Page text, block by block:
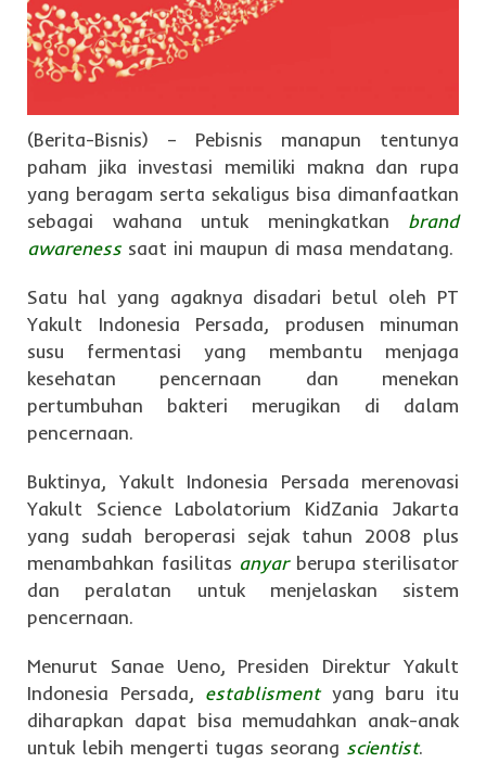
(Berita-Bisnis) – Pebisnis manapun tentunya
paham jika investasi memiliki makna dan rupa
yang beragam serta sekaligus bisa dimanfaatkan
sebagai wahana untuk meningkatkan brand
awareness saat ini maupun di masa mendatang.
Satu hal yang agaknya disadari betul oleh PT
Yakult Indonesia Persada, produsen minuman
susu fermentasi yang membantu menjaga
kesehatan pencernaan dan menekan
pertumbuhan bakteri merugikan di dalam
pencernaan.
Buktinya, Yakult Indonesia Persada merenovasi
Yakult Science Labolatorium KidZania Jakarta
yang sudah beroperasi sejak tahun 2008 plus
menambahkan fasilitas anyarberupa sterilisator
dan peralatan untuk menjelaskan sistem
pencernaan.
Menurut Sanae Ueno, Presiden Direktur Yakult
Indonesia Persada, establismentyang baru itu
diharapkan dapat bisa memudahkan anak-anak
untuk lebih mengerti tugas seorang scientist.